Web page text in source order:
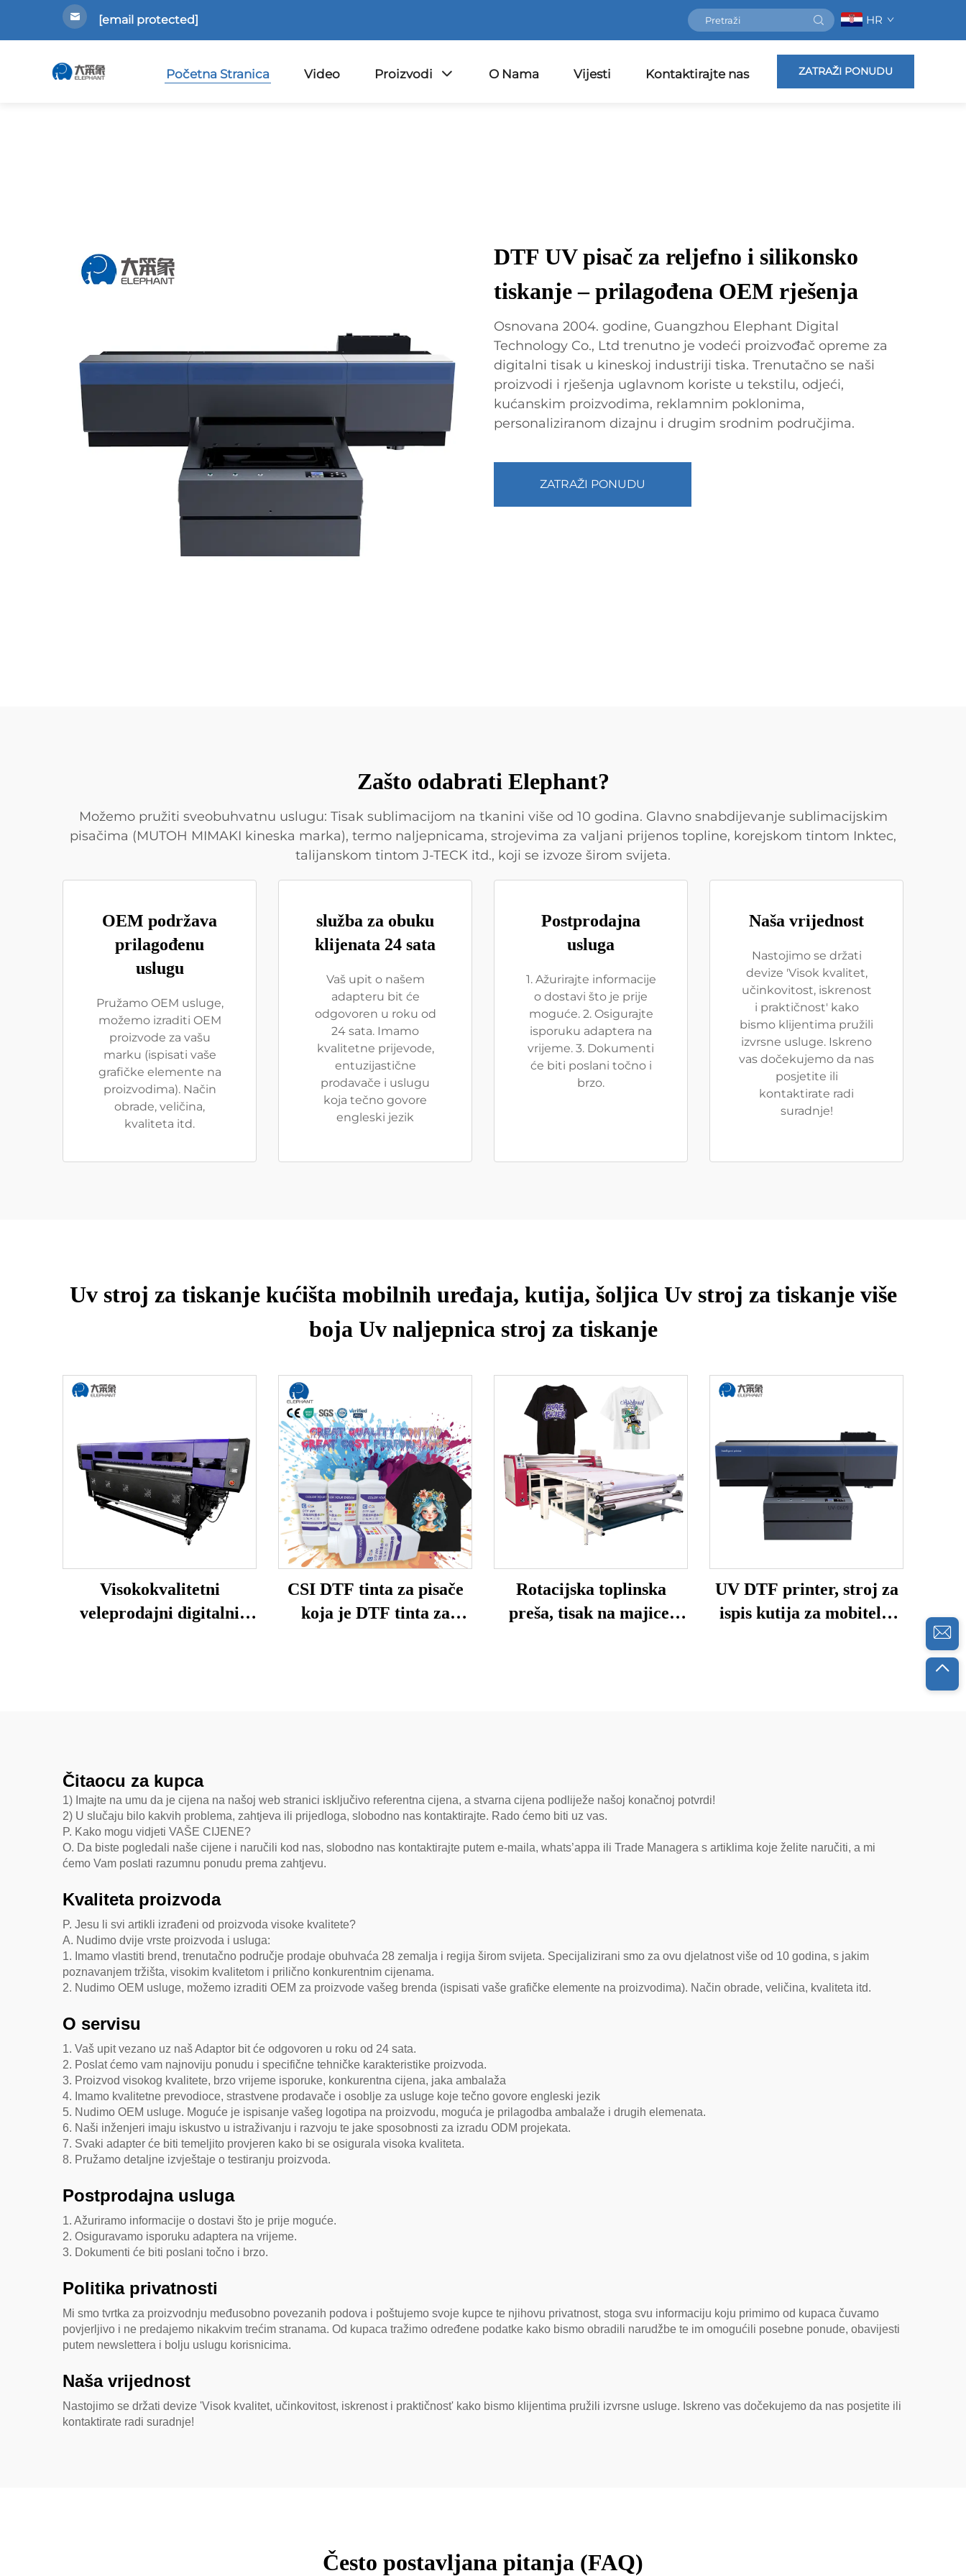
[email protected] HR
Početna Stranica Video Proizvodi O Nama Vijesti Kontaktirajte nas ZATRAŽI PONUDU
DTF UV pisač za reljefno i silikonsko
tiskanje – prilagođena OEM rješenja
Osnovana 2004. godine, Guangzhou Elephant Digital
Technology Co., Ltd trenutno je vodeći proizvođač opreme za
digitalni tisak u kineskoj industriji tiska. Trenutačno se naši
proizvodi i rješenja uglavnom koriste u tekstilu, odjeći,
kućanskim proizvodima, reklamnim poklonima,
personaliziranom dizajnu i drugim srodnim područjima.
ZATRAŽI PONUDU
Zašto odabrati Elephant?
Možemo pružiti sveobuhvatnu uslugu: Tisak sublimacijom na tkanini više od 10 godina. Glavno snabdijevanje sublimacijskim
pisačima (MUTOH MIMAKI kineska marka), termo naljepnicama, strojevima za valjani prijenos topline, korejskom tintom Inktec,
talijanskom tintom J-TECK itd., koji se izvoze širom svijeta.
OEM podržava
prilagođenu
uslugu
Pružamo OEM usluge,
možemo izraditi OEM
proizvode za vašu
marku (ispisati vaše
grafičke elemente na
proizvodima). Način
obrade, veličina,
kvaliteta itd.
služba za obuku
klijenata 24 sata
Vaš upit o našem
adapteru bit će
odgovoren u roku od
24 sata. Imamo
kvalitetne prijevode,
entuzijastične
prodavače i uslugu
koja tečno govore
engleski jezik
Postprodajna
usluga
1. Ažurirajte informacije
o dostavi što je prije
moguće. 2. Osigurajte
isporuku adaptera na
vrijeme. 3. Dokumenti
će biti poslani točno i
brzo.
Naša vrijednost
Nastojimo se držati
devize 'Visok kvalitet,
učinkovitost, iskrenost
i praktičnost' kako
bismo klijentima pružili
izvrsne usluge. Iskreno
vas dočekujemo da nas
posjetite ili
kontaktirate radi
suradnje!
Uv stroj za tiskanje kućišta mobilnih uređaja, kutija, šoljica Uv stroj za tiskanje više
boja Uv naljepnica stroj za tiskanje
Visokokvalitetni
veleprodajni digitalni
CSI DTF tinta za pisače
koja je DTF tinta za
Rotacijska toplinska
preša, tisak na majice,
UV DTF printer, stroj za
ispis kutija za mobitele,
Čitaocu za kupca
1) Imajte na umu da je cijena na našoj web stranici isključivo referentna cijena, a stvarna cijena podliježe našoj konačnoj potvrdi!
2) U slučaju bilo kakvih problema, zahtjeva ili prijedloga, slobodno nas kontaktirajte. Rado ćemo biti uz vas.
P. Kako mogu vidjeti VAŠE CIJENE?
O. Da biste pogledali naše cijene i naručili kod nas, slobodno nas kontaktirajte putem e-maila, whats’appa ili Trade Managera s artiklima koje želite naručiti, a mi
ćemo Vam poslati razumnu ponudu prema zahtjevu.
Kvaliteta proizvoda
P. Jesu li svi artikli izrađeni od proizvoda visoke kvalitete?
A. Nudimo dvije vrste proizvoda i usluga:
1. Imamo vlastiti brend, trenutačno područje prodaje obuhvaća 28 zemalja i regija širom svijeta. Specijalizirani smo za ovu djelatnost više od 10 godina, s jakim
poznavanjem tržišta, visokim kvalitetom i prilično konkurentnim cijenama.
2. Nudimo OEM usluge, možemo izraditi OEM za proizvode vašeg brenda (ispisati vaše grafičke elemente na proizvodima). Način obrade, veličina, kvaliteta itd.
O servisu
1. Vaš upit vezano uz naš Adaptor bit će odgovoren u roku od 24 sata.
2. Poslat ćemo vam najnoviju ponudu i specifične tehničke karakteristike proizvoda.
3. Proizvod visokog kvalitete, brzo vrijeme isporuke, konkurentna cijena, jaka ambalaža
4. Imamo kvalitetne prevodioce, strastvene prodavače i osoblje za usluge koje tečno govore engleski jezik
5. Nudimo OEM usluge. Moguće je ispisanje vašeg logotipa na proizvodu, moguća je prilagodba ambalaže i drugih elemenata.
6. Naši inženjeri imaju iskustvo u istraživanju i razvoju te jake sposobnosti za izradu ODM projekata.
7. Svaki adapter će biti temeljito provjeren kako bi se osigurala visoka kvaliteta.
8. Pružamo detaljne izvještaje o testiranju proizvoda.
Postprodajna usluga
1. Ažuriramo informacije o dostavi što je prije moguće.
2. Osiguravamo isporuku adaptera na vrijeme.
3. Dokumenti će biti poslani točno i brzo.
Politika privatnosti
Mi smo tvrtka za proizvodnju međusobno povezanih podova i poštujemo svoje kupce te njihovu privatnost, stoga svu informaciju koju primimo od kupaca čuvamo
povjerljivo i ne predajemo nikakvim trećim stranama. Od kupaca tražimo određene podatke kako bismo obradili narudžbe te im omogućili posebne ponude, obavijesti
putem newslettera i bolju uslugu korisnicima.
Naša vrijednost
Nastojimo se držati devize 'Visok kvalitet, učinkovitost, iskrenost i praktičnost' kako bismo klijentima pružili izvrsne usluge. Iskreno vas dočekujemo da nas posjetite ili
kontaktirate radi suradnje!
Često postavljana pitanja (FAQ)